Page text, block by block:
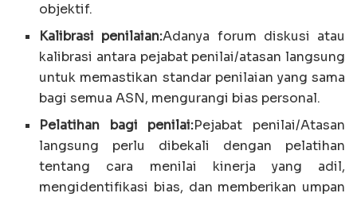
objektif.
Kalibrasi penilaian:Adanya forum diskusi atau
kalibrasi antara pejabat penilai/atasan langsung
untuk memastikan standar penilaian yang sama
bagi semua ASN, mengurangi bias personal.
Pelatihan bagi penilai:Pejabat penilai/Atasan
langsung perlu dibekali dengan pelatihan
tentang cara menilai kinerja yang adil,
mengidentifikasi bias, dan memberikan umpan